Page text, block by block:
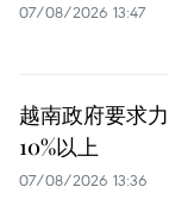
07/08/2026 13:47
越南政府要求
10%以上
07/08/2026 13:36